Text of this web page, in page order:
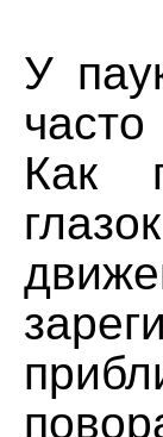
У
Как